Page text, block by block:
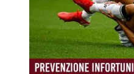
campionato italiano. Il
presunta evidenza è
critiche, in alcuni casi